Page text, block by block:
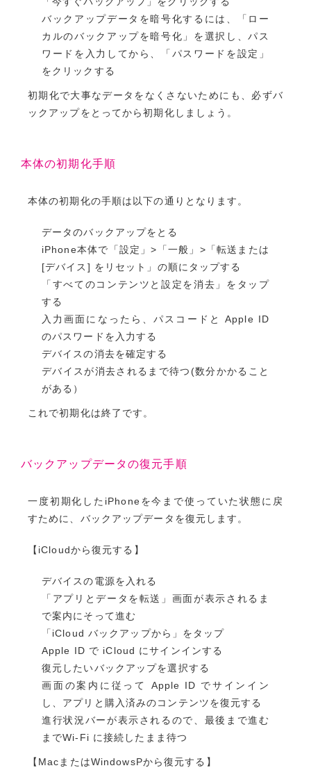
バックアップデータを暗号化するには、「ロー
カルのバックアップを暗号化」を選択し、パス
ワードを入力してから、「パスワードを設定」
をクリックする
初期化で大事なデータをなくさないためにも、必ずバ
ックアップをとってから初期化しましょう。
本体の初期化手順
本体の初期化の手順は以下の通りとなります。
データのバックアップをとる
iPhone本体で「設定」>「一般」>「転送または
[デバイス] をリセット」の順にタップする
「すべてのコンテンツと設定を消去」をタップ
する
入力画面になったら、パスコードと Apple ID
のパスワードを入力する
デバイスの消去を確定する
デバイスが消去されるまで待つ(数分かかること
がある）
これで初期化は終了です。
バックアップデータの復元手順
一度初期化したiPhoneを今まで使っていた状態に戻
すために、バックアップデータを復元します。
【iCloudから復元する】
デバイスの電源を入れる
「アプリとデータを転送」画面が表示されるま
で案内にそって進む
「iCloud バックアップから」をタップ
Apple ID で iCloud にサインインする
復元したいバックアップを選択する
画面の案内に従って Apple ID でサインイン
し、アプリと購入済みのコンテンツを復元する
進行状況バーが表示されるので、最後まで進む
までWi-Fi に接続したまま待つ
【MacまたはWindowsPから復元する】